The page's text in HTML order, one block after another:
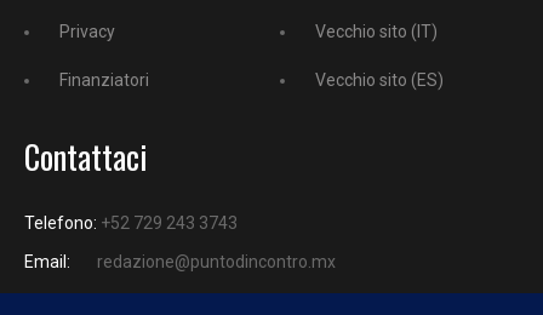
Privacy
Finanziatori
Vecchio sito (IT)
Vecchio sito (ES)
Contattaci
Telefono: +52 729 243 3743
Email:
redazione@puntodincontro.mx